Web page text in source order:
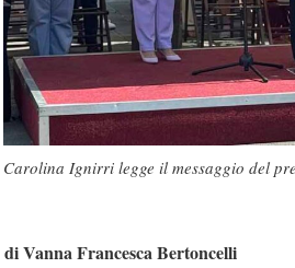
Carolina Ignirri legge il messaggio del
di Vanna Francesca Bertoncelli